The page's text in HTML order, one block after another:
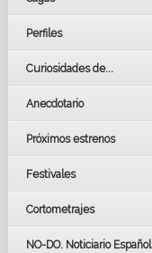
Perfiles
Curiosidades de...
Anecdotario
Próximos estrenos
Festivales
LOS OSCARS
GOYAS
Cortometrajes
NO-DO. Noticiario Español